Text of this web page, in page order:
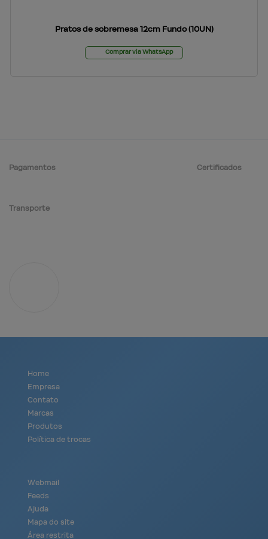
Pratos de sobremesa 12cm Fundo (10UN)
Comprar via WhatsApp
Pagamentos
Transporte
Certificados
Home
Empresa
Contato
Marcas
Produtos
Política de trocas
Webmail
Feeds
Ajuda
Mapa do site
Área restrita